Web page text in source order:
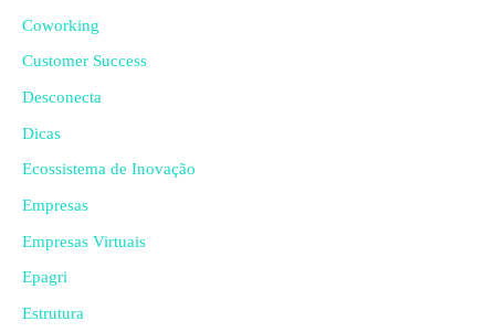
Coworking
Customer Success
Desconecta
Dicas
Ecossistema de Inovação
Empresas
Empresas Virtuais
Epagri
Estrutura